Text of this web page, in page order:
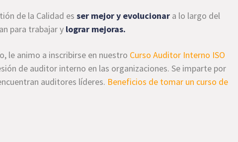
de la Calidad esser mejor y evolucionar a lo largo del
para trabajar y lograr mejoras.
le animo a inscribirse en nuestro Curso Auditor Interno ISO
de auditor interno en las organizaciones. Se imparte por
auditores líderes. Beneficios de tomar un curso de